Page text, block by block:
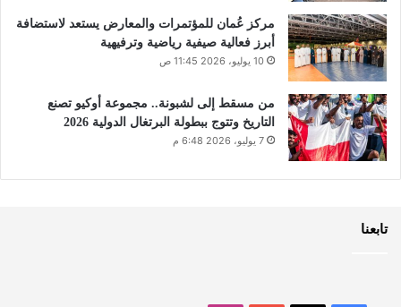
مركز عُمان للمؤتمرات والمعارض يستعد لاستضافة
أبرز فعالية صيفية رياضية وترفيهية
10 يوليو، 2026 11:45 ص
من مسقط إلى لشبونة.. مجموعة أوكيو تصنع
التاريخ وتتوج ببطولة البرتغال الدولية 2026
7 يوليو، 2026 6:48 م
تابعنا